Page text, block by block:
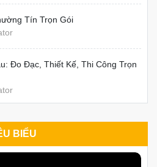
Tín Trọn Gói
Đo Đạc, Thiết Kế, Thi Công Trọn
BIỂU